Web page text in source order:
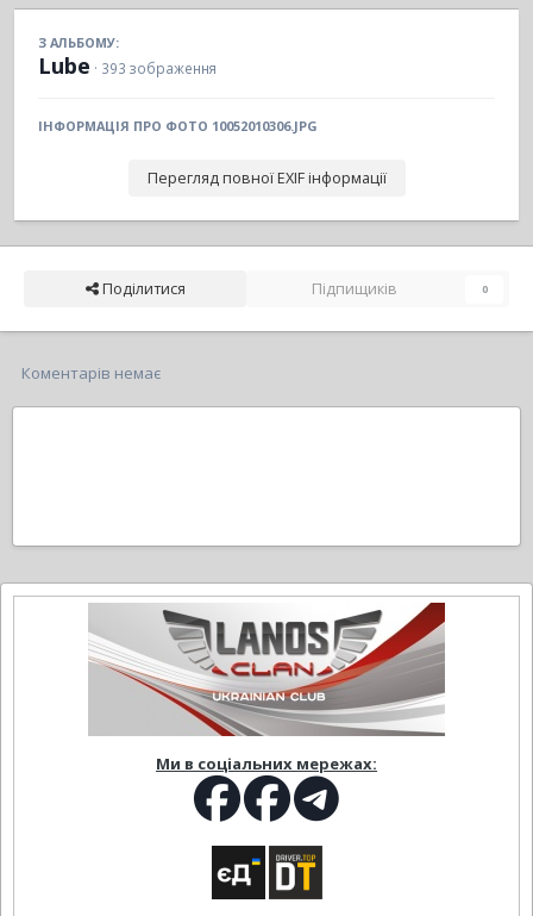
З АЛЬБОМУ:
Lube · 393 зображення
ІНФОРМАЦІЯ ПРО ФОТО 10052010306.JPG
Перегляд повної EXIF інформації
Поділитися Підпищиків 0
Коментарів немає
Ми в соціальних мережах: